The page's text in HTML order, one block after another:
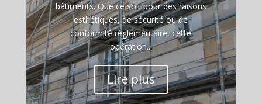
bâtiments. Que ce soit pour des raisons
esthétiques, de sécurité ou de
conformité réglementaire, cette
opération...
Lire plus